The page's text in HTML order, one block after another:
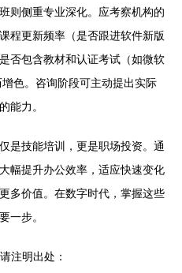
则侧重专业深化。应考察机构的
程更新频率（是否跟进软件新版
否包含教材和认证考试（如微软
色。咨询阶段可主动提出实际
能力。
是技能培训，更是职场投资。通
幅提升办公效率，适应快速变化
多价值。在数字时代，掌握这些
一步。
注明出处：